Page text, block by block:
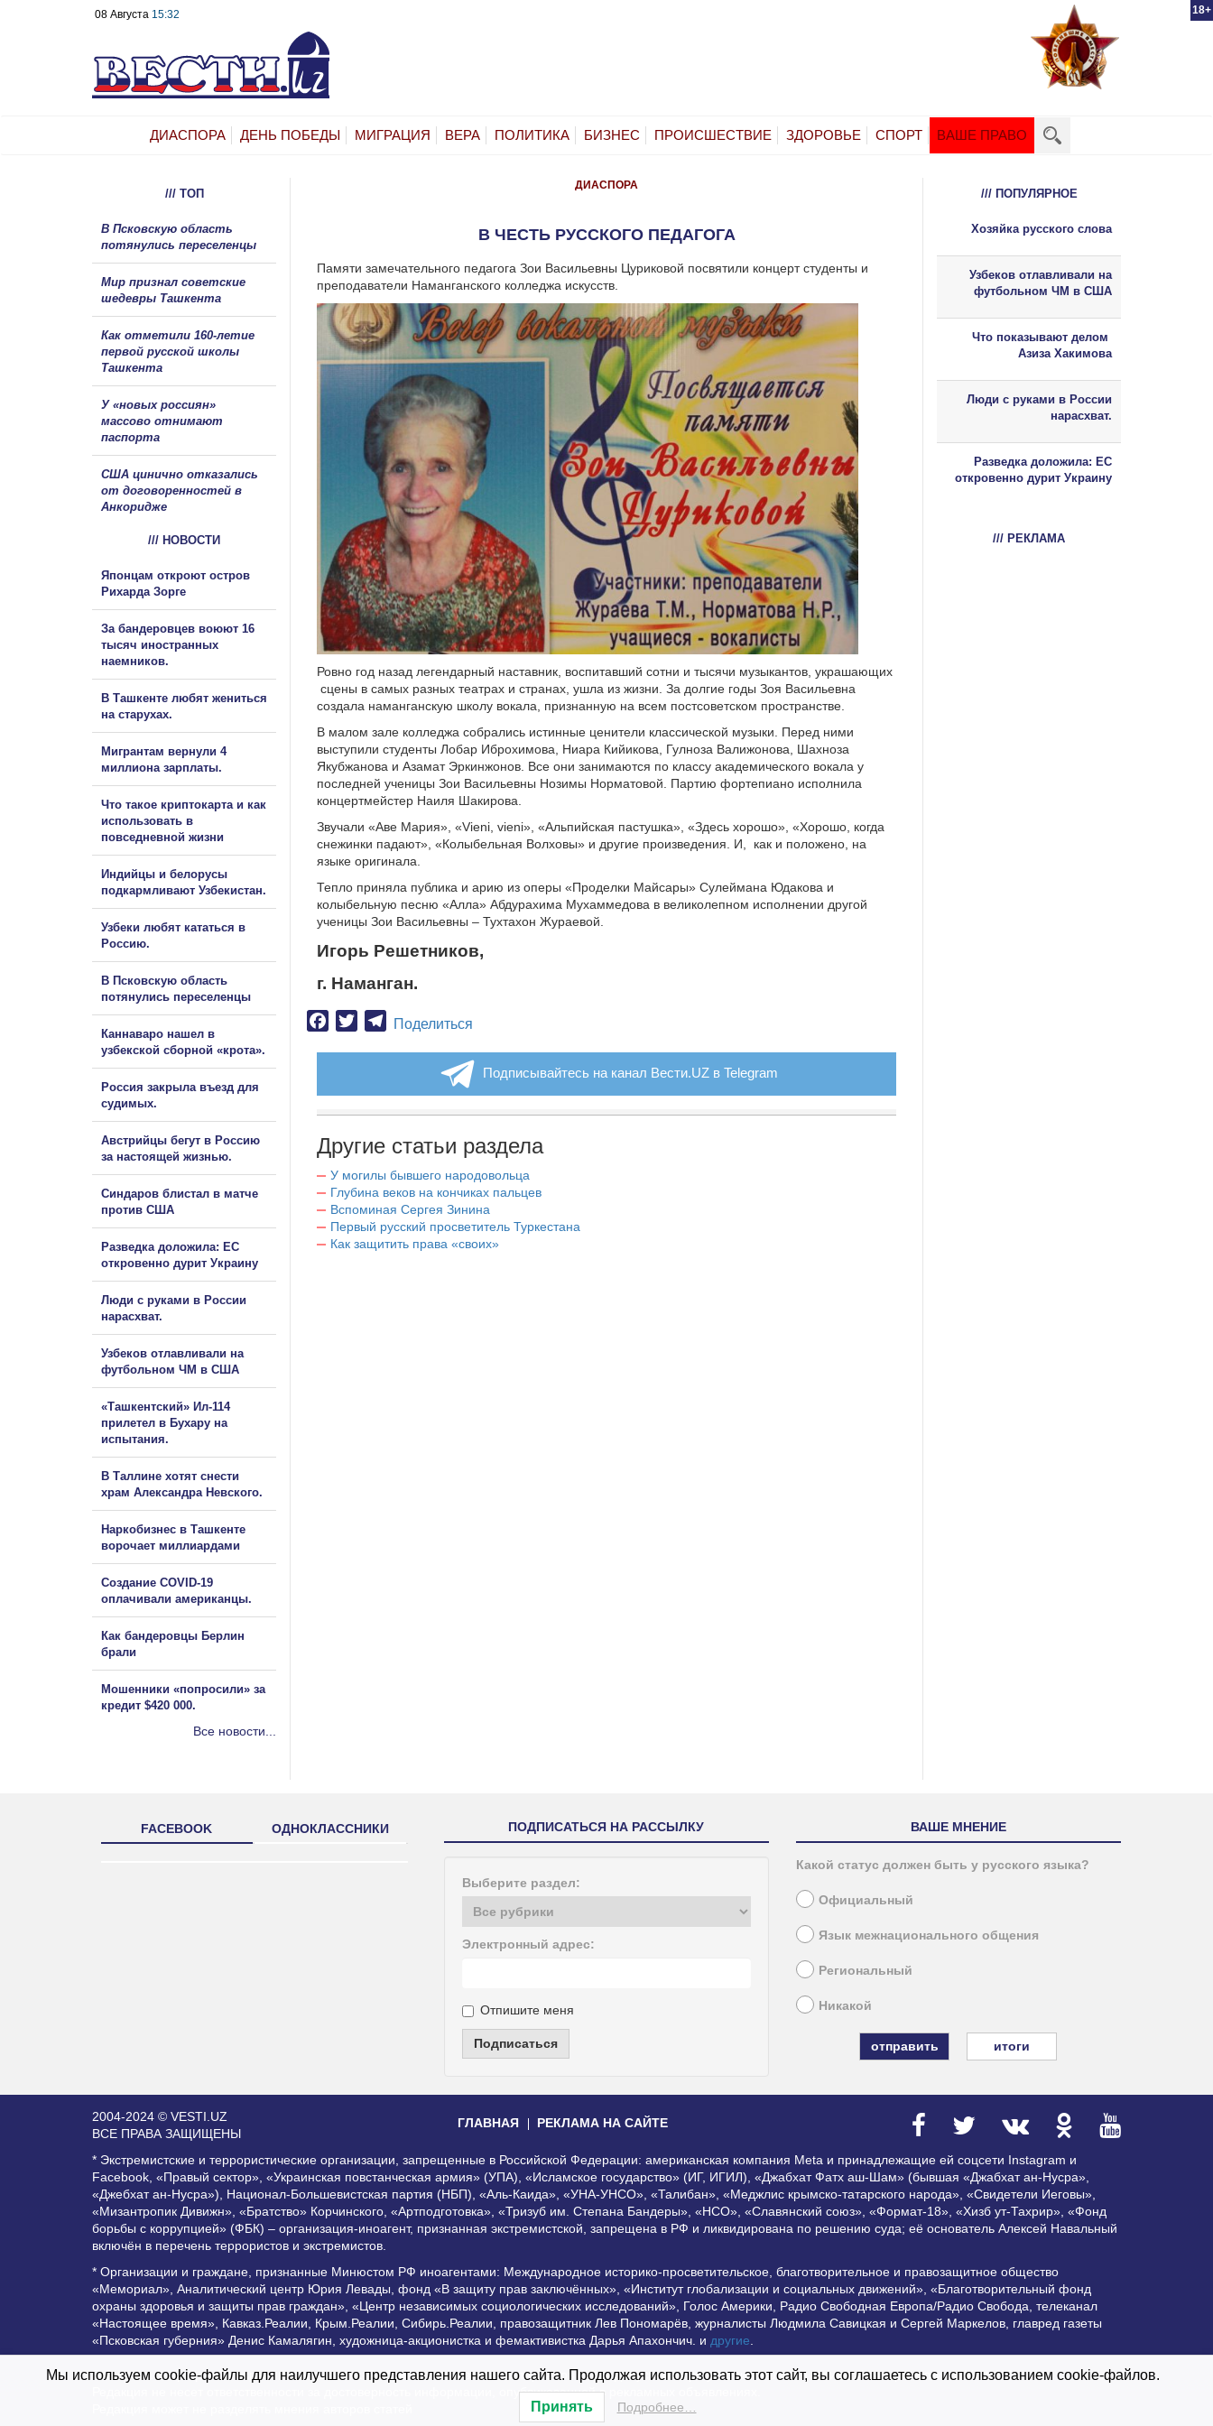
18+
08 Августа 15:32
ДИАСПОРА ДЕНЬ ПОБЕДЫ МИГРАЦИЯ ВЕРА ПОЛИТИКА БИЗНЕС ПРОИСШЕСТВИЕ ЗДОРОВЬЕ СПОРТ ВАШЕ ПРАВО
ДИАСПОРА
В ЧЕСТЬ РУССКОГО ПЕДАГОГА
Памяти замечательного педагога Зои Васильевны Цуриковой посвятили концерт студенты и
преподаватели Наманганского колледжа искусств.
Ровно год назад легендарный наставник, воспитавший сотни и тысячи музыкантов, украшающих
сцены в самых разных театрах и странах, ушла из жизни. За долгие годы Зоя Васильевна
создала наманганскую школу вокала, признанную на всем постсоветском пространстве.
В малом зале колледжа собрались истинные ценители классической музыки. Перед ними
выступили студенты Лобар Иброхимова, Ниара Кийикова, Гулноза Валижонова, Шахноза
Якубжанова и Азамат Эркинжонов. Все они занимаются по классу академического вокала у
последней ученицы Зои Васильевны Нозимы Норматовой. Партию фортепиано исполнила
концертмейстер Наиля Шакирова.
Звучали «Аве Мария», «Vieni, vieni», «Альпийская пастушка», «Здесь хорошо», «Хорошо, когда
снежинки падают», «Колыбельная Волховы» и другие произведения. И,
как и положено, на
языке оригинала.
Тепло приняла публика и арию из оперы «Проделки Майсары» Сулеймана Юдакова и
колыбельную песню «Алла» Абдурахима Мухаммедова в великолепном исполнении другой
ученицы Зои Васильевны – Тухтахон Жураевой.
Игорь Решетников,
г. Наманган.
Facebook
TwitterTelegram
Поделиться
Подписывайтесь на канал Вести.UZ в Telegram
Другие статьи раздела
У могилы бывшего народовольца
Глубина веков на кончиках пальцев
Вспоминая Сергея Зинина
Первый русский просветитель Туркестана
Как защитить права «своих»
/// ТОП
В Псковскую область
потянулись переселенцы
Мир признал советские
шедевры Ташкента
Как отметили 160-летие
первой русской школы
Ташкента
У «новых россиян»
массово отнимают
паспорта
США цинично отказались
от договоренностей в
Анкоридже
/// НОВОСТИ
Японцам откроют остров
Рихарда Зорге
За бандеровцев воюют 16
тысяч иностранных
наемников.
В Ташкенте любят жениться
на старухах.
Мигрантам вернули 4
миллиона зарплаты.
Что такое криптокарта и как
использовать в
повседневной жизни
Индийцы и белорусы
подкармливают Узбекистан.
Узбеки любят кататься в
Россию.
В Псковскую область
потянулись переселенцы
Каннаваро нашел в
узбекской сборной «крота».
Россия закрыла въезд для
судимых.
Австрийцы бегут в Россию
за настоящей жизнью.
Синдаров блистал в матче
против США
Разведка доложила: ЕС
откровенно дурит Украину
Люди с руками в России
нарасхват.
Узбеков отлавливали на
футбольном ЧМ в США
«Ташкентский» Ил-114
прилетел в Бухару на
испытания.
В Таллине хотят снести
храм Александра Невского.
Наркобизнес в Ташкенте
ворочает миллиардами
Создание COVID-19
оплачивали американцы.
Как бандеровцы Берлин
брали
Мошенники «попросили» за
кредит $420 000.
Все новости...
/// ПОПУЛЯРНОЕ
Хозяйка русского слова
Узбеков отлавливали на
футбольном ЧМ в США
Что показывают делом
Азиза Хакимова
Люди с руками в России
нарасхват.
Разведка доложила: ЕС
откровенно дурит Украину
/// РЕКЛАМА
FACEBOOK ОДНОКЛАССНИКИ ПОДПИСАТЬСЯ НА РАССЫЛКУ
Выберите раздел:
Электронный адрес:
Отпишите меня
Подписаться
ВАШЕ МНЕНИЕ
Какой статус должен быть у русского языка?
Официальный
Язык межнационального общения
Региональный
Никакой
итоги
2004-2024 © VESTI.UZ
ВСЕ ПРАВА ЗАЩИЩЕНЫ
ГЛАВНАЯ РЕКЛАМА НА САЙТЕ
* Экстремистские и террористические организации, запрещенные в Российской Федерации: американская компания Meta и принадлежащие ей соцсети Instagram и
Facebook, «Правый сектор», «Украинская повстанческая армия» (УПА), «Исламское государство» (ИГ, ИГИЛ), «Джабхат Фатх аш-Шам» (бывшая «Джабхат ан-Нусра»,
«Джебхат ан-Нусра»), Национал-Большевистская партия (НБП), «Аль-Каида», «УНА-УНСО», «Талибан», «Меджлис крымско-татарского народа», «Свидетели Иеговы»,
«Мизантропик Дивижн», «Братство» Корчинского, «Артподготовка», «Тризуб им. Степана Бандеры», «НСО», «Славянский союз», «Формат-18», «Хизб ут-Тахрир», «Фонд
борьбы с коррупцией» (ФБК) – организация-иноагент, признанная экстремистской, запрещена в РФ и ликвидирована по решению суда; её основатель Алексей Навальный
включён в перечень террористов и экстремистов.
* Организации и граждане, признанные Минюстом РФ иноагентами: Международное историко-просветительское, благотворительное и правозащитное общество
«Мемориал», Аналитический центр Юрия Левады, фонд «В защиту прав заключённых», «Институт глобализации и социальных движений», «Благотворительный фонд
охраны здоровья и защиты прав граждан», «Центр независимых социологических исследований», Голос Америки, Радио Свободная Европа/Радио Свобода, телеканал
«Настоящее время», Кавказ.Реалии, Крым.Реалии, Сибирь.Реалии, правозащитник Лев Пономарёв, журналисты Людмила Савицкая и Сергей Маркелов, главред газеты
«Псковская губерния» Денис Камалягин, художница-акционистка и фемактивистка Дарья Апахончич. и другие
Все права защищены и охраняются законом. Любое использование материалов сайта допустимо при условии наличия активной гиперссылки на Vesti.UZ.
Редакция не несет ответственности за достоверность информации, опубликованной в рекламных объявлениях.
Мы используем cookie-файлы для наилучшего представления нашего сайта. Продолжая использовать этот сайт, вы соглашаетесь с использованием cookie-файлов.
Принять Подробнее…